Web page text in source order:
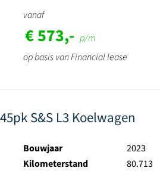
vanaf
€ 573,- p/m
op basis van Financial lease
S&S L3 Koelwagen
Bouwjaar
2023
Kilometerstand
80.713